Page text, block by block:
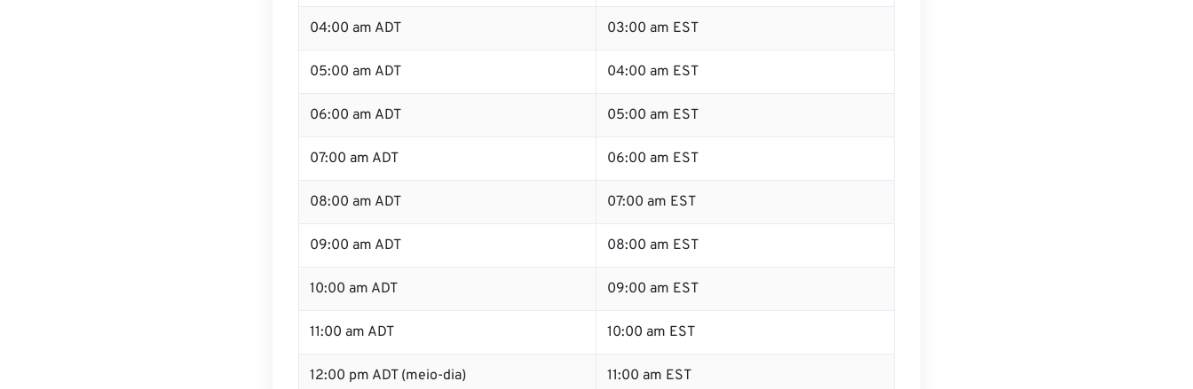
04:00 am ADT 03:00 am EST
05:00 am ADT 04:00 am EST
06:00 am ADT 05:00 am EST
07:00 am ADT 06:00 am EST
08:00 am ADT 07:00 am EST
09:00 am ADT 08:00 am EST
10:00 am ADT 09:00 am EST
11:00 am ADT 10:00 am EST
12:00 pm ADT (meio-dia) 11:00 am EST